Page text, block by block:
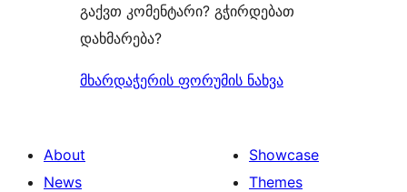
გაქვთ კომენტარი? გჭირდებათ
დახმარება?
მხარდაჭერის ფორუმის ნახვა
About
News
Showcase
Themes